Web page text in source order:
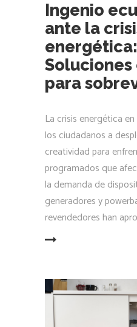
Ingenio
ante la
energética:
para
La crisis energética
los ciudadanos a
creatividad para
programados que
la demanda de
generadores y
revendedores han